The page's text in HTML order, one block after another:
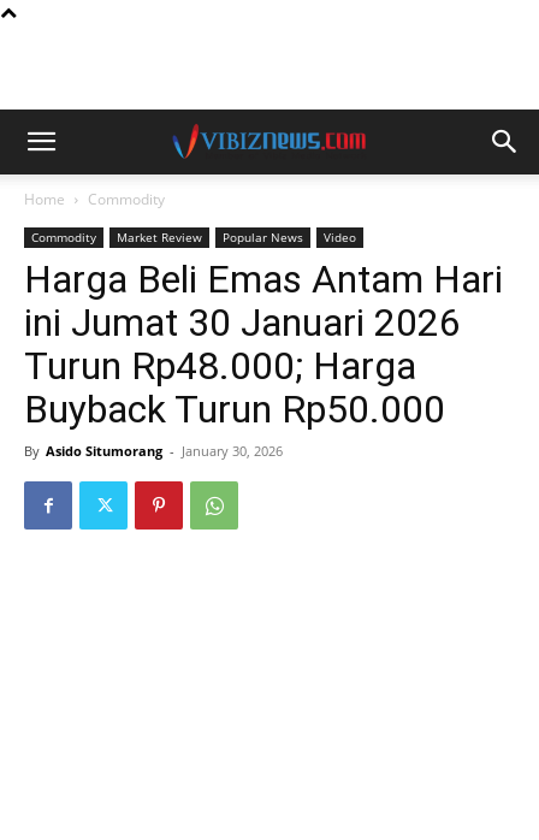
Home Commodity
Commodity Market Review Popular News Video
Harga Beli Emas Antam Hari
ini Jumat 30 Januari 2026
Turun Rp48.000; Harga
Buyback Turun Rp50.000
By Asido Situmorang - January 30, 2026